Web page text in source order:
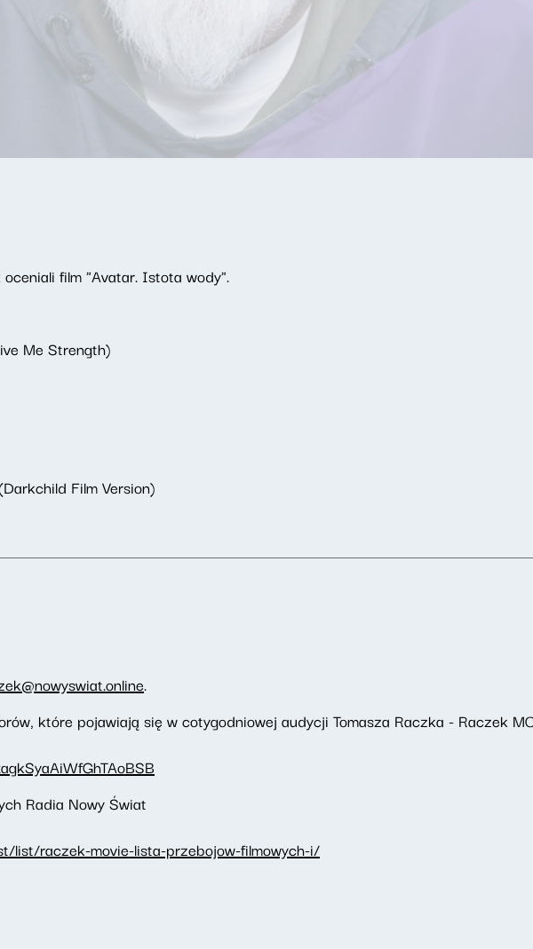
film "Avatar. Istota wody".
Me Strength)
Film Version)
.
które pojawiają się w cotygodniowej audycji Tomasza Raczka - Raczek
Radia Nowy Świat
list/raczek-movie-lista-przebojow-filmowych-i/